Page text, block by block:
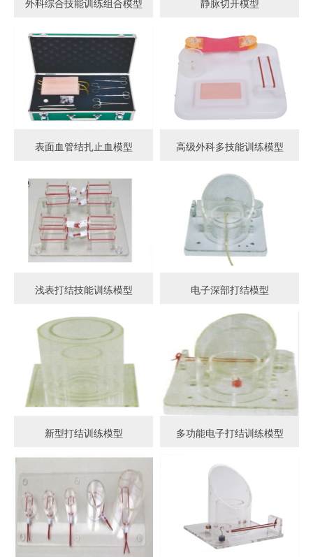
外科综合技能训练组合模型 静脉切开模型
表面血管结扎止血模型 高级外科多技能训练模型
浅表打结技能训练模型 电子深部打结模型
新型打结训练模型 多功能电子打结训练模型